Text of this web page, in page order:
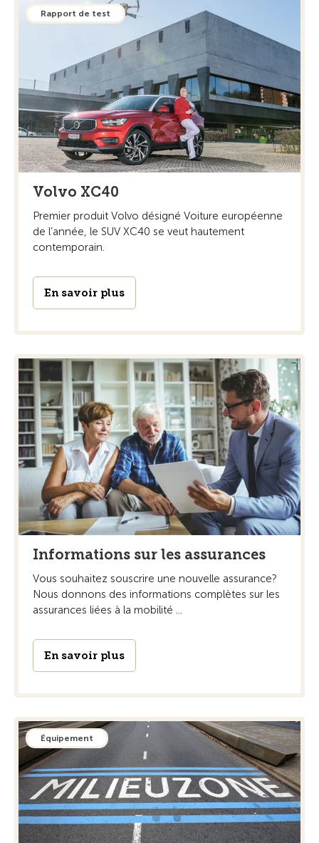
Rapport de test
Volvo XC40
Premier produit Volvo désigné Voiture européenne
de l’année, le SUV XC40 se veut hautement
contemporain.
En savoir plus
Informations sur les assurances
Vous souhaitez souscrire une nouvelle assurance?
Nous donnons des informations complètes sur les
assurances liées à la mobilité ...
En savoir plus
Équipement